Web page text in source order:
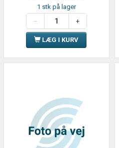
1 stk på lager
LÆG I KURV